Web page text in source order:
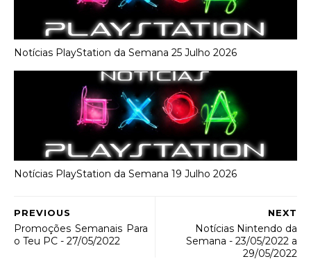
Notícias PlayStation da Semana 25 Julho 2026
Notícias PlayStation da Semana 19 Julho 2026
NEXT
Notícias Nintendo da
Semana - 23/05/2022 a
29/05/2022
PREVIOUS
Promoções Semanais Para
o Teu PC - 27/05/2022